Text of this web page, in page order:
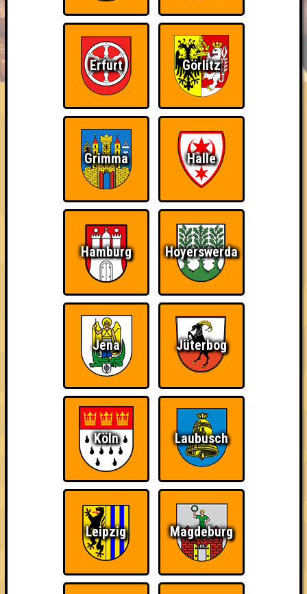
HIGHSCORE RESERVIERUNG
FAQ ÜBER UNS
SOUNDCHECK No. 17 // Berlin
Das Musikquiz im Fluxbau · 02.06.2026 · FluxBau
Angemeldete Teams
1. Alphaville's wissen
42 120
34 41 41 116
Erfurt Görlitz
Grimma Halle
Hamburg Hoyerswerda
Jena Jüterbog
Köln Laubusch
Leipzig Magdeburg